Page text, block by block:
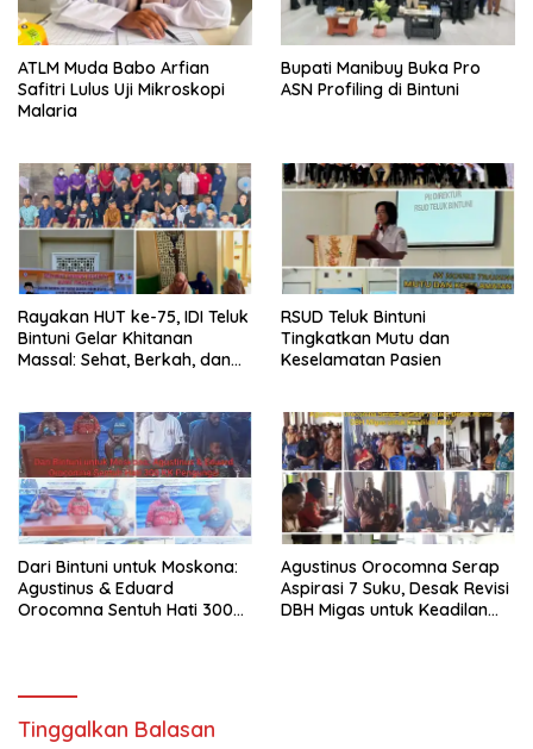
ATLM Muda Babo Arfian
Safitri Lulus Uji Mikroskopi
Malaria
Bupati Manibuy Buka Pro
ASN Profiling di Bintuni
Rayakan HUT ke-75, IDI Teluk
Bintuni Gelar Khitanan
Massal: Sehat, Berkah, dan
RSUD Teluk Bintuni
Tingkatkan Mutu dan
Keselamatan Pasien
Dari Bintuni untuk Moskona:
Agustinus & Eduard
Orocomna Sentuh Hati 300
Agustinus Orocomna Serap
Aspirasi 7 Suku, Desak Revisi
DBH Migas untuk Keadilan
Tinggalkan Balasan